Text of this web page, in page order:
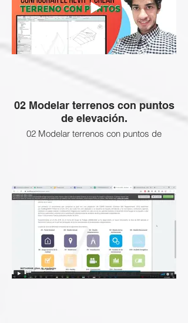
02 Modelar terrenos con puntos
de elevación.
02 Modelar terrenos con puntos de
con comandos: